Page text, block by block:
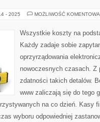
- 2025 MOŻLIWOŚĆ
Wszystkie koszty na
Każdy zadaje sobie
oprzyrządowania
nowoczesnych czasach. Z
zdatności takich detalów.
www zaliczają się do tego
na co dzień. Kasy
wyboru odpowiedniej